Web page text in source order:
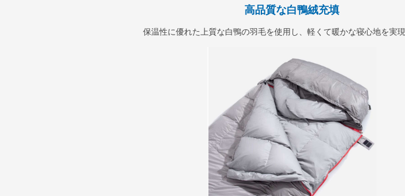
高品質な白鴨絨充填
保温性に優れた上質な白鴨の羽毛を使用し、軽くて暖かな寝心地を実現